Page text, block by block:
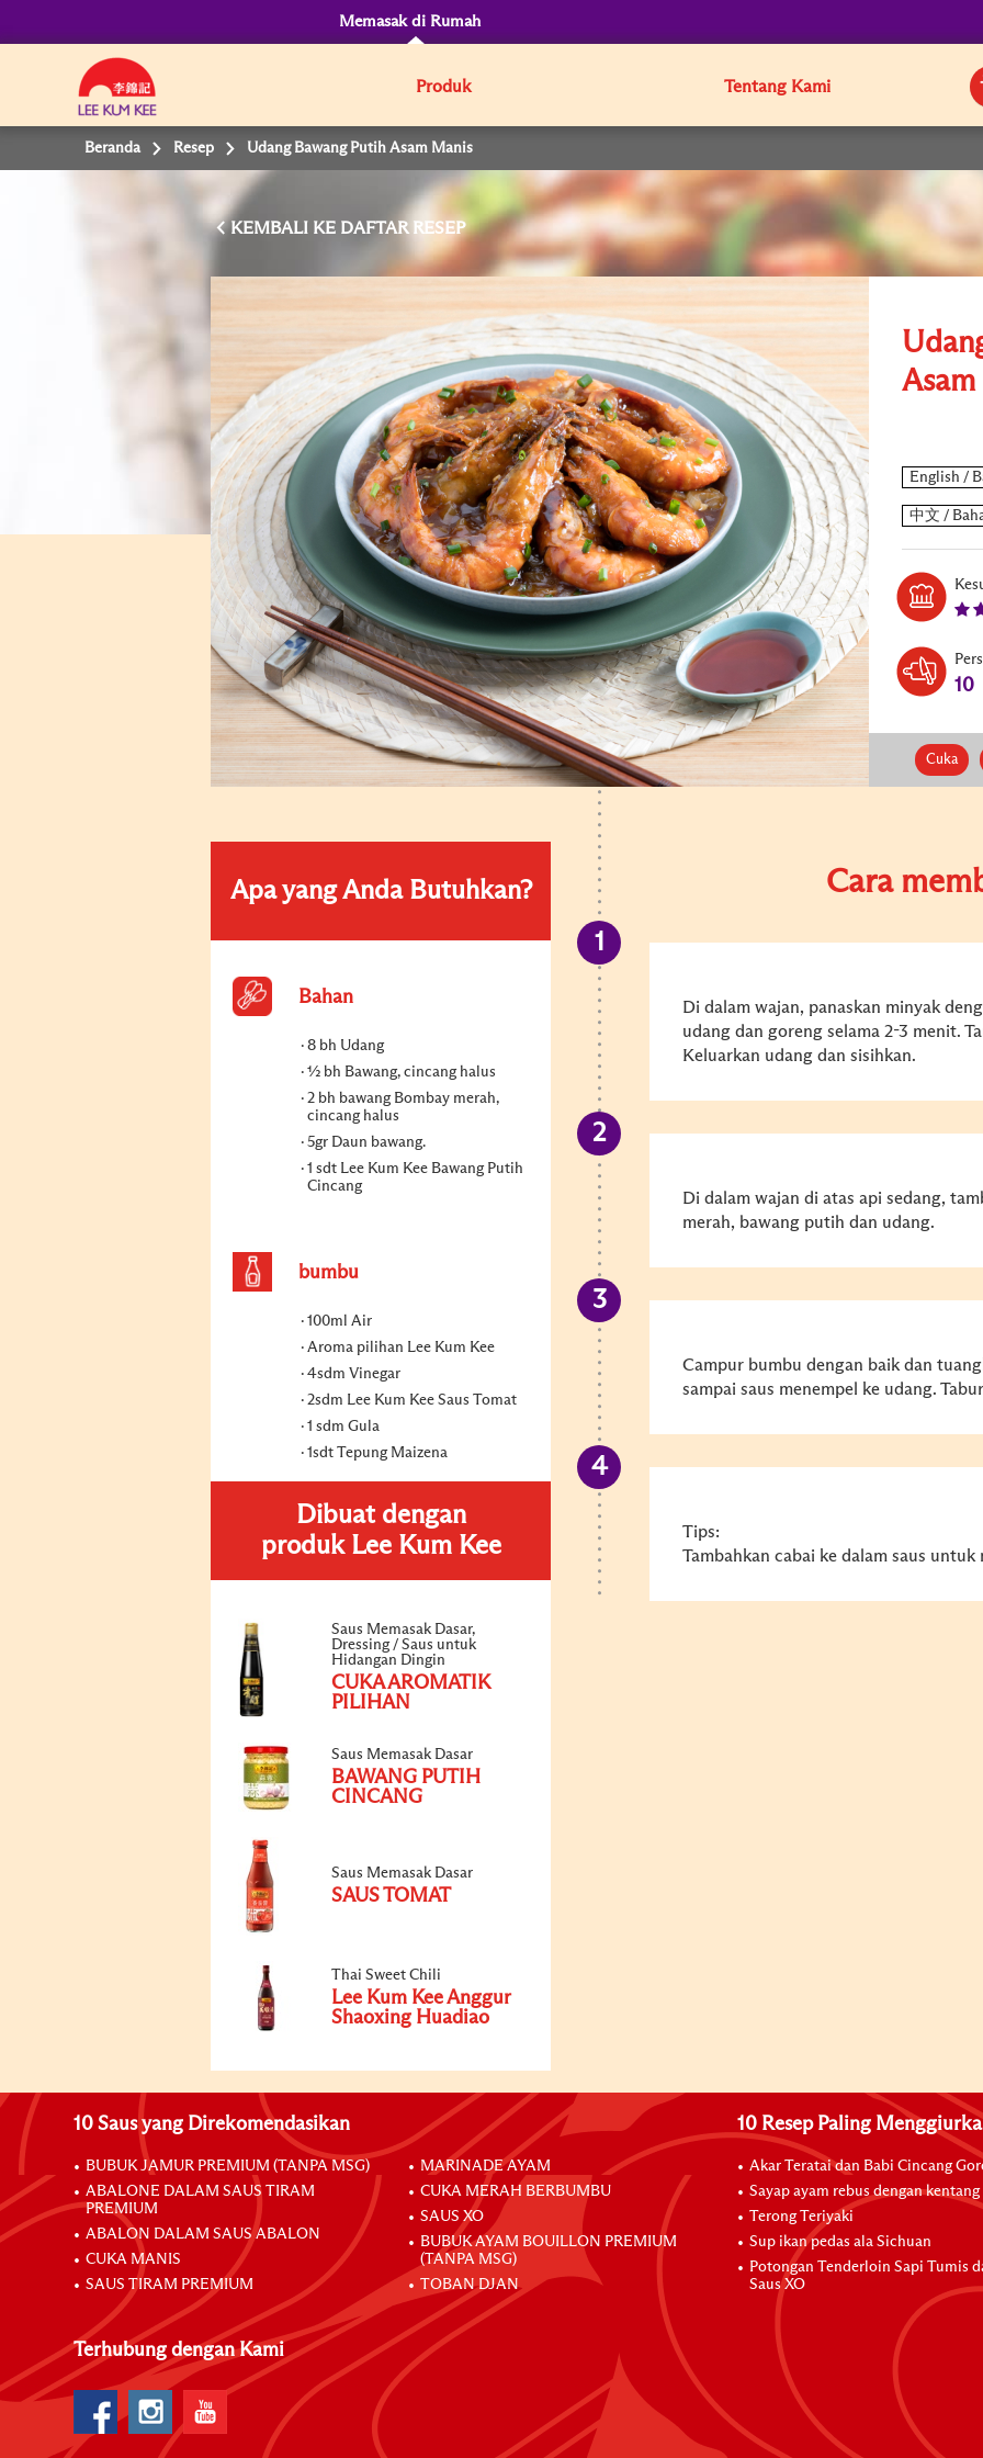
Memasak di Rumah
Produk Tentang Kami
Beranda Resep Udang Bawang Putih Asam Manis
KEMBALI
10
Cuka
Apa yang Anda Butuhkan?
Bahan
8 bh Udang
½ bh Bawang, cincang halus
2 bh bawang Bombay merah,
cincang halus
5gr Daun bawang.
1 sdt Lee Kum Kee Bawang Putih
Cincang
bumbu
100ml Air
Aroma pilihan Lee Kum Kee
4sdm Vinegar
2sdm Lee Kum Kee Saus Tomat
1 sdm Gula
1sdt Tepung Maizena
Dibuat dengan
produk Lee Kum Kee
Saus Memasak Dasar,
Dressing / Saus untuk
Hidangan Dingin
CUKA AROMATIK
PILIHAN
Saus Memasak Dasar
BAWANG PUTIH
CINCANG
Saus Memasak Dasar
SAUS TOMAT
Thai Sweet Chili
Lee Kum Kee Anggur
Shaoxing Huadiao
Cara
Di dalam wajan, panaskan minyak
udang dan goreng selama 2-3 menit.
Keluarkan udang dan sisihkan.
Di dalam wajan di atas api sedang,
merah, bawang putih dan udang.
Campur bumbu dengan baik dan
sampai saus menempel ke udang.
Tips:
Tambahkan cabai ke dalam saus
10 Saus yang Direkomendasikan
BUBUK JAMUR PREMIUM (TANPA MSG)
ABALONE DALAM SAUS TIRAM
PREMIUM
ABALON DALAM SAUS ABALON
CUKA MANIS
SAUS TIRAM PREMIUM
MARINADE AYAM
CUKA MERAH BERBUMBU
SAUS XO
BUBUK AYAM BOUILLON PREMIUM
(TANPA MSG)
TOBAN DJAN
10 Resep Paling
Akar Teratai dan Babi Cincang
Sayap ayam rebus dengan kentang
Terong Teriyaki
Sup ikan pedas ala Sichuan
Potongan Tenderloin Sapi Tumis
Saus XO
Terhubung dengan Kami